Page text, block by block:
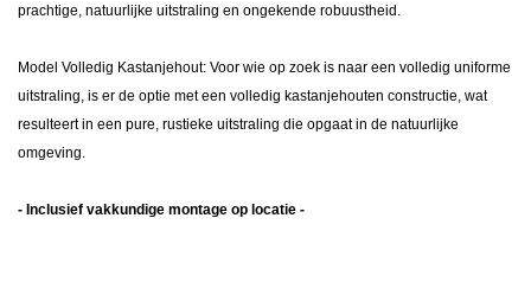
prachtige, natuurlijke uitstraling en ongekende robuustheid.
Model Volledig Kastanjehout: Voor wie op zoek is naar een volledig uniforme
uitstraling, is er de optie met een volledig kastanjehouten constructie, wat
resulteert in een pure, rustieke uitstraling die opgaat in de natuurlijke
omgeving.
- Inclusief vakkundige montage op locatie -